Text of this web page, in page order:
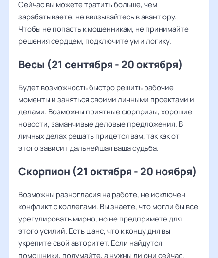
Сейчас вы можете тратить больше, чем
зарабатываете, не ввязывайтесь в авантюру.
Чтобы не попасть к мошенникам, не принимайте
решения сердцем, подключите ум и логику.
Весы (21 сентября - 20 октября)
Будет возможность быстро решить рабочие
моменты и заняться своими личными проектами и
делами. Возможны приятные сюрпризы, хорошие
новости, заманчивые деловые предложения. В
личных делах решать придется вам, так как от
этого зависит дальнейшая ваша судьба.
Скорпион (21 октября - 20 ноября)
Возможны разногласия на работе, не исключен
конфликт с коллегами. Вы знаете, что могли бы все
урегулировать мирно, но не предпримете для
этого усилий. Есть шанс, что к концу дня вы
укрепите свой авторитет. Если найдутся
помощники, подумайте, а нужны ли они сейчас.